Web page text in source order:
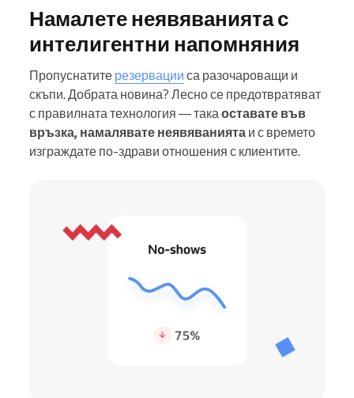
Намалете неявяванията с
интелигентни напомняния
Пропуснатите резервации са разочароващи и
скъпи. Добрата новина? Лесно се предотвратяват
с правилната технология — такаоставате във
връзка, намалявате неявяванията и с времето
изграждате по-здрави отношения с клиентите.